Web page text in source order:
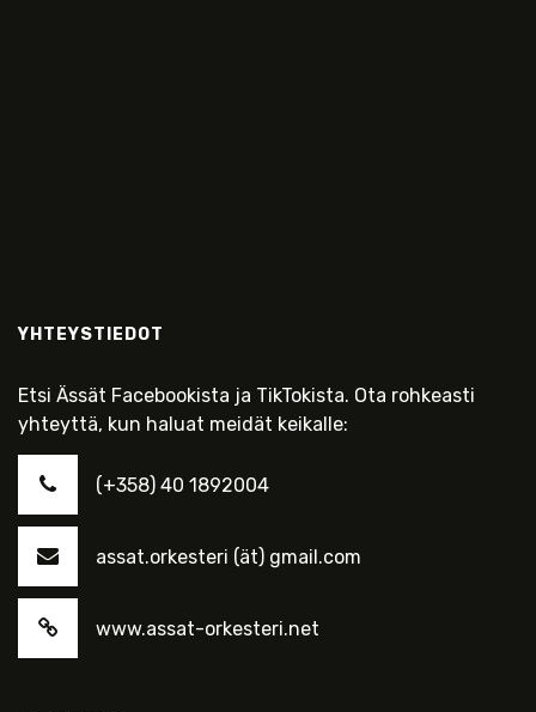
YHTEYSTIEDOT
Etsi Ässät Facebookista ja TikTokista. Ota rohkeasti
yhteyttä, kun haluat meidät keikalle:
(+358) 40 1892004
assat.orkesteri (ät) gmail.com
www.assat-orkesteri.net